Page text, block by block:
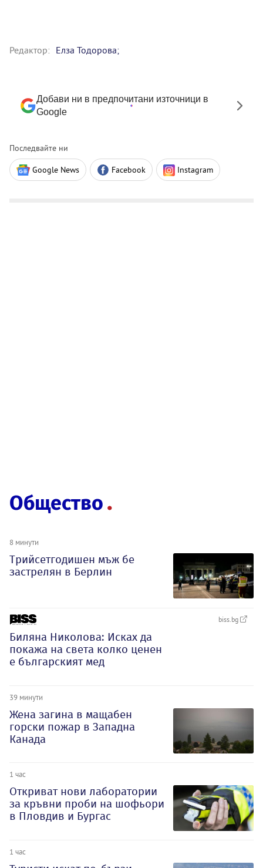
Редактор: Елза Тодорова;
Добави ни в предпочитани източници в
Google
Последвайте ни
Google News Facebook Instagram
Общество
8 минути
Трийсетгодишен мъж бе
застрелян в Берлин
biss.bg
Биляна Николова: Исках да
покажа на света колко ценен
е българският мед
39 минути
Жена загина в мащабен
горски пожар в Западна
Канада
1 час
Откриват нови лаборатории
за кръвни проби на шофьори
в Пловдив и Бургас
1 час